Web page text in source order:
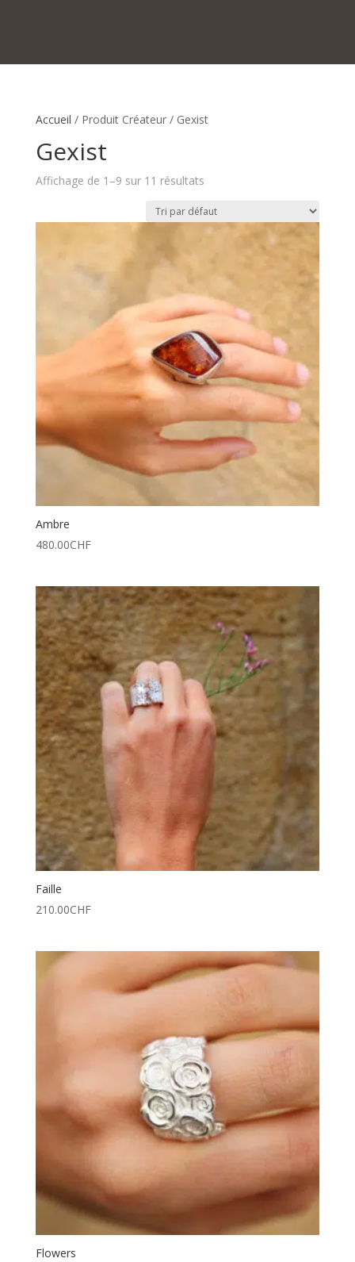
Accueil / Produit Créateur / Gexist
Gexist
Affichage de 1–9 sur 11 résultats
Ambre
480.00CHF
Faille
210.00CHF
Flowers